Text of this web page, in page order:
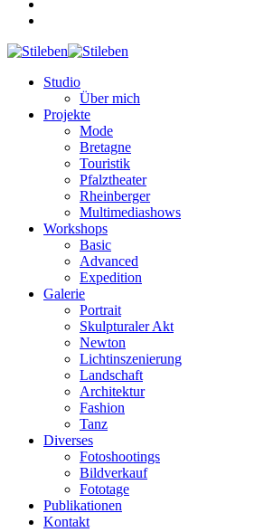
Studio
Über mich
Projekte
Mode
Bretagne
Touristik
Pfalztheater
Rheinberger
Multimediashows
Workshops
Basic
Advanced
Expedition
Galerie
Portrait
Skulpturaler Akt
Newton
Lichtinszenierung
Landschaft
Architektur
Fashion
Tanz
Diverses
Fotoshootings
Bildverkauf
Fototage
Publikationen
Kontakt